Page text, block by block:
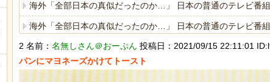
海外「全部日本の真似だったのか…」 日本の普通のテレビ番
海外「全部日本の真似だったのか…」 日本の普通のテレビ番
ボケて史上最強の作品 【画像】ボケて史上最強の作品、つい
海外「全部日本の真似だったのか…」 日本の普通のテレビ番
2 名前： 名無しさん＠おーぷん 投稿日：2021/09/15 22:11:01